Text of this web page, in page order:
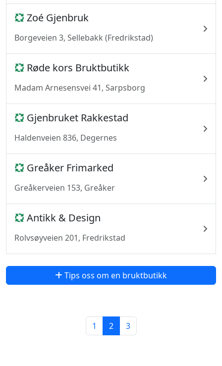
Zoé Gjenbruk
Borgeveien 3, Sellebakk (Fredrikstad)
Røde kors Bruktbutikk
Madam Arnesensvei 41, Sarpsborg
Gjenbruket Rakkestad
Haldenveien 836, Degernes
Greåker Frimarked
Greåkerveien 153, Greåker
Antikk & Design
Rolvsøyveien 201, Fredrikstad
Tips oss om en bruktbutikk
1 2 3